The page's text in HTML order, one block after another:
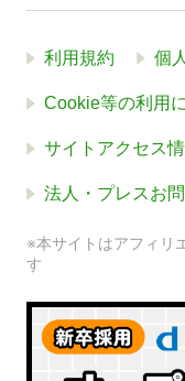
利用規約 個
Cookie等の利用
サイトアクセス
法人・プレスお
※本サイトはアフィリ
す